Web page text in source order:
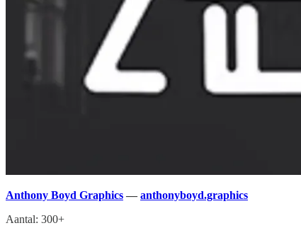
Anthony Boyd Graphics — anthonyboyd.graphics
Aantal: 300+